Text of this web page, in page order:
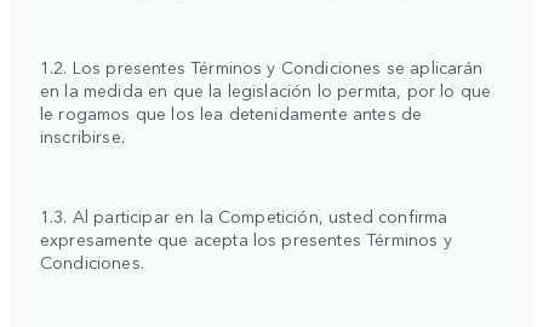
1.2. Los presentes Términos y Condiciones se aplicarán
en la medida en que la legislación lo permita, por lo que
le rogamos que los lea detenidamente antes de
inscribirse.
1.3. Al participar en la Competición, usted confirma
expresamente que acepta los presentes Términos y
Condiciones.